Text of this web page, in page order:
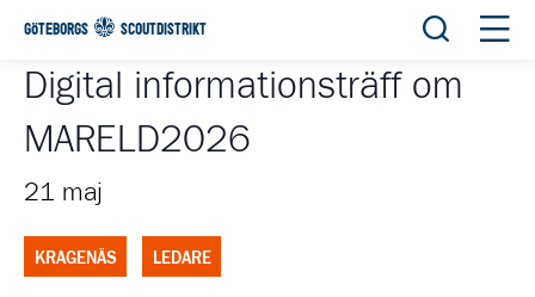
GÖTEBORGS SCOUTDISTRIKT Öppna
Digital informationsträff om
MARELD2026
21 maj
KRAGENÄS LEDARE